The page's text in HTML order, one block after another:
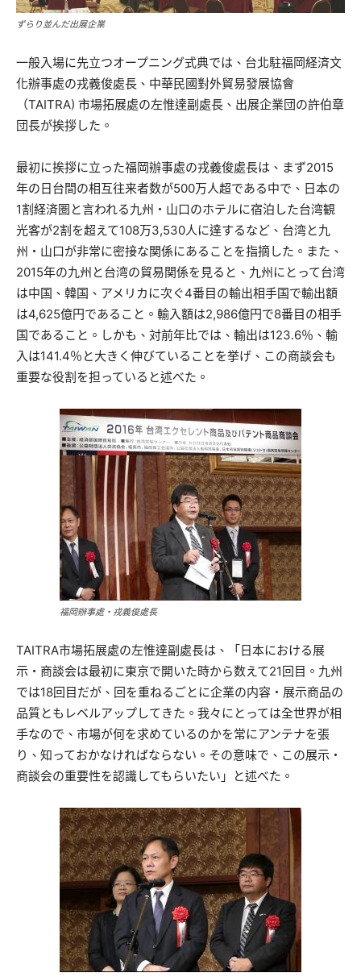
ずらり並んだ出展企業
一般入場に先立つオープニング式典では、台北駐福岡経済文
化辦事處の戎義俊處長、中華民國對外貿易發展協會
（TAITRA) 市場拓展處の左惟達副處長、出展企業団の許伯章
団長が挨拶した。
最初に挨拶に立った福岡辦事處の戎義俊處長は、まず2015
年の日台間の相互往来者数が500万人超である中で、日本の
1割経済圏と言われる九州・山口のホテルに宿泊した台湾観
光客が2割を超えて108万3,530人に達するなど、台湾と九
州・山口が非常に密接な関係にあることを指摘した。また、
2015年の九州と台湾の貿易関係を見ると、九州にとって台湾
は中国、韓国、アメリカに次ぐ4番目の輸出相手国で輸出額
は4,625億円であること。輸入額は2,986億円で8番目の相手
国であること。しかも、対前年比では、輸出は123.6％、輸
入は141.4％と大きく伸びていることを挙げ、この商談会も
重要な役割を担っていると述べた。
福岡辦事處・戎義俊處長
TAITRA市場拓展處の左惟達副處長は、「日本における展
示・商談会は最初に東京で開いた時から数えて21回目。九州
では18回目だが、回を重ねるごとに企業の内容・展示商品の
品質ともレベルアップしてきた。我々にとっては全世界が相
手なので、市場が何を求めているのかを常にアンテナを張
り、知っておかなければならない。その意味で、この展示・
商談会の重要性を認識してもらいたい」と述べた。